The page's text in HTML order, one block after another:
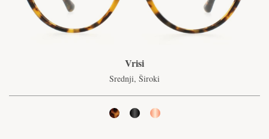
Vrisi
Srednji, Široki